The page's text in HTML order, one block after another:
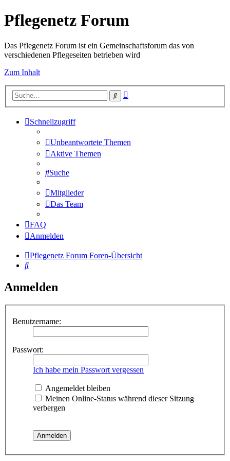
Pflegenetz Forum
Das Pflegenetz Forum ist ein Gemeinschaftsforum das von
verschiedenen Pflegeseiten betrieben wird
Zum Inhalt
Suche
Schnellzugriff
Unbeantwortete Themen
Aktive Themen
Suche
Mitglieder
Das Team
FAQ
Anmelden
Pflegenetz Forum Foren-Übersicht
Suche
Anmelden
Benutzername:
Passwort:
Ich habe mein Passwort vergessen
Angemeldet bleiben
Meinen Online-Status während dieser Sitzung
verbergen